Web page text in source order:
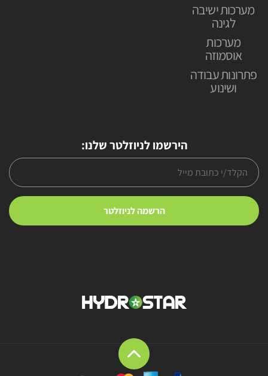
מערכות ישיבה
לגינה
מערכות
אוסמוזה
פתרונות עבודה
ושינוע
הירשמו לניוזלטר שלנו: